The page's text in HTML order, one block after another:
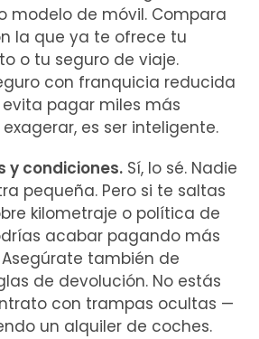
modelo de móvil. Compara
la que ya te ofrece tu
o tu seguro de viaje.
con franquicia reducida
evita pagar miles más
es ser inteligente.
y condiciones. Sí, lo sé. Nadie
pequeña. Pero si te saltas
kilometraje o política de
acabar pagando más
también de
de devolución. No estás
con trampas ocultas —
un alquiler de coches.